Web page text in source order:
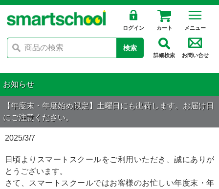
ログイン カート メニュー
検索
詳細検索 お問い合せ
お知らせ
【年度末・年度始め限定】土曜日にも出荷します。お届け日
にご注意ください。
2025/3/7
日頃よりスマートスクールをご利用いただき、誠にありが
とうございます。
さて、スマートスクールではお客様のお忙しい年度末・年